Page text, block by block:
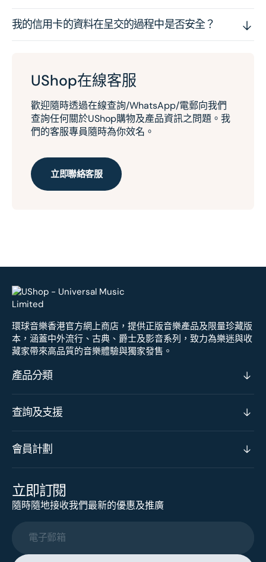
我的信用卡的資料在呈交的過程中是否安全？
UShop在線客服
歡迎隨時透過在線查詢/WhatsApp/電郵向我們
查詢任何關於UShop購物及產品資訊之問題。我
們的客服專員隨時為你效名。
立即聯絡客服
環球音樂香港官方網上商店，提供正版音樂產品及限量珍藏版
本，涵蓋中外流行、古典、爵士及影音系列，致力為樂迷與收
藏家帶來高品質的音樂體驗與獨家發售。
產品分類
查詢及支援
會員計劃
立即訂閱
隨時隨地接收我們最新的優惠及推廣
電子郵箱